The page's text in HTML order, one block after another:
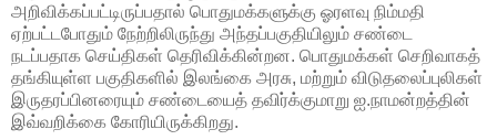
அறிவிக்கப்பட்டிருப்பதால் பொதுமக்களுக்கு ஓரளவு நிம்மதி
ஏற்பட்டபோதும் நேற்றிலிருந்து அந்தப்பகுதியிலும் சண்டை
நடப்பதாக செய்திகள் தெரிவிக்கின்றன. பொதுமக்கள் செறிவாகத்
தங்கியுள்ள பகுதிகளில் இலங்கை அரசு, மற்றும் விடுதலைப்புலிகள்
இருதரப்பினரையும் சண்டையைத் தவிர்க்குமாறு ஐ.நாமன்றத்தின்
இவ்வறிக்கை கோரியிருக்கிறது.